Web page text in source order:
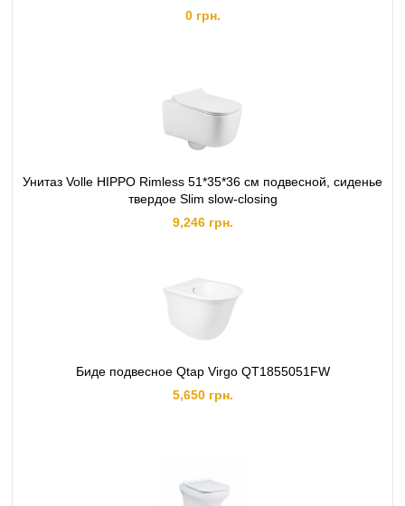
0 грн.
Унитаз Volle HIPPO Rimless 51*35*36 см подвесной, сиденье
твердое Slim slow-closing
9,246 грн.
Биде подвесное Qtap Virgo QT1855051FW
5,650 грн.